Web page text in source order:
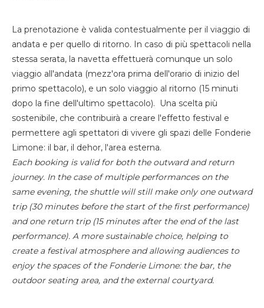
La prenotazione è valida contestualmente per il viaggio di
andata e per quello di ritorno. In caso di più spettacoli nella
stessa serata, la navetta effettuerà comunque un solo
viaggio all'andata (mezz'ora prima dell'orario di inizio del
primo spettacolo), e un solo viaggio al ritorno (15 minuti
dopo la fine dell'ultimo spettacolo). Una scelta più
sostenibile, che contribuirà a creare l'effetto festival e
permettere agli spettatori di vivere gli spazi delle Fonderie
Limone: il bar, il dehor, l'area esterna.
Each booking is valid for both the outward and return
journey. In the case of multiple performances on the
same evening, the shuttle will still make only one outward
trip (30 minutes before the start of the first performance)
and one return trip (15 minutes after the end of the last
performance). A more sustainable choice, helping to
create a festival atmosphere and allowing audiences to
enjoy the spaces of the Fonderie Limone: the bar, the
outdoor seating area, and the external courtyard.